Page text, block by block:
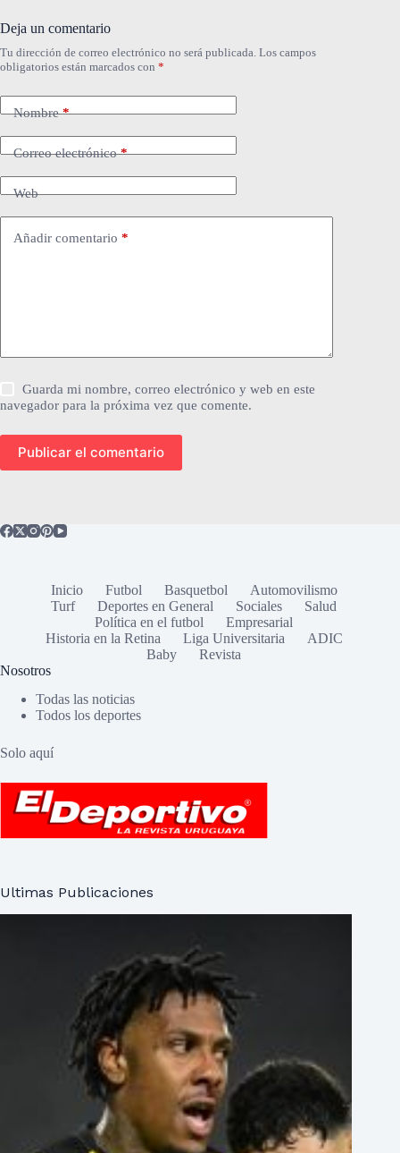
Deja un comentario
Tu dirección de correo electrónico no será publicada. Los campos
obligatorios están marcados con *
Nombre*
Correo electrónico*
Web
Añadir comentario *
Guarda mi nombre, correo electrónico y web en este
navegador para la próxima vez que comente.
Publicar el comentario
Inicio Futbol Basquetbol
Automovilismo
Turf
Deportes en General Sociales
Salud
Política en el futbol
Empresarial
Historia en la Retina
Liga Universitaria
ADIC
Baby
Revista
Nosotros
Todas las noticias
Todos los deportes
Solo aquí
Ultimas Publicaciones